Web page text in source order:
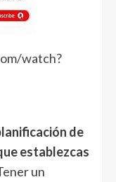
watch?
de
establezcas
un